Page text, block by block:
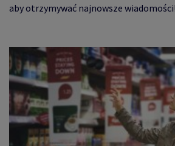
aby otrzymywać najnowsze wiadomości!